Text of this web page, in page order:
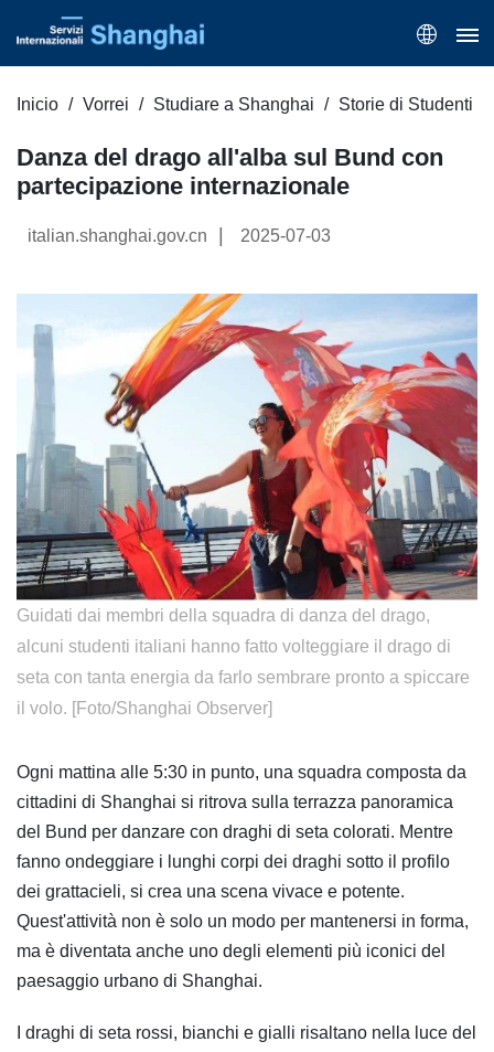
Inicio Vorrei Studiare a Shanghai Storie di Studenti
Danza del drago all'alba sul Bund con
partecipazione internazionale
italian.shanghai.gov.cn | 2025-07-03
​Guidati dai membri della squadra di danza del drago,
alcuni studenti italiani hanno fatto volteggiare il drago di
seta con tanta energia da farlo sembrare pronto a spiccare
il volo. [Foto/Shanghai Observer]
Ogni mattina alle 5:30 in punto, una squadra composta da
cittadini di Shanghai si ritrova sulla terrazza panoramica
del Bund per danzare con draghi di seta colorati. Mentre
fanno ondeggiare i lunghi corpi dei draghi sotto il profilo
dei grattacieli, si crea una scena vivace e potente.
Quest'attività non è solo un modo per mantenersi in forma,
ma è diventata anche uno degli elementi più iconici del
paesaggio urbano di Shanghai.
I draghi di seta rossi, bianchi e gialli risaltano nella luce del